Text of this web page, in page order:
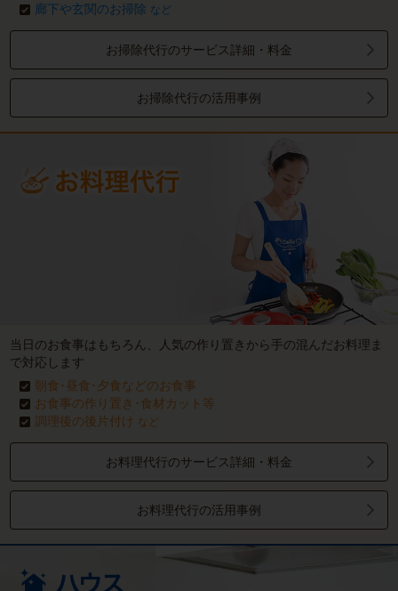
廊下や玄関のお掃除 など
お掃除代行のサービス詳細・料金
お掃除代行の活用事例
当日のお食事はもちろん、人気の作り置きから手の混んだお料理ま
で対応します
朝食･昼食･夕食などのお食事
お食事の作り置き･食材カット等
調理後の後片付け など
お料理代行のサービス詳細・料金
お料理代行の活用事例